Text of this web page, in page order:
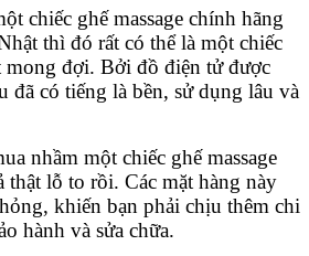
chiếc ghế massage chính hãng
thì đó rất có thể là một chiếc
mong đợi. Bởi đồ điện tử được
đã có tiếng là bền, sử dụng lâu và
nhầm một chiếc ghế massage
thật lỗ to rồi. Các mặt hàng này
khiến bạn phải chịu thêm chi
hành và sửa chữa.